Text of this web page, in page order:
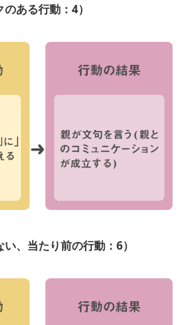
ある行動：4）
、当たり前の行動：6）